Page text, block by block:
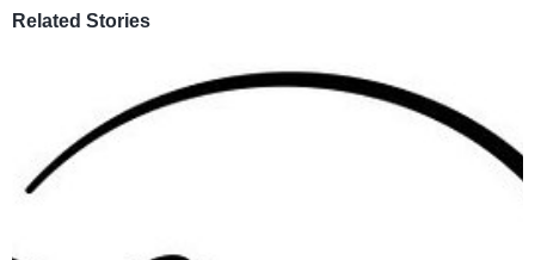
Related Stories